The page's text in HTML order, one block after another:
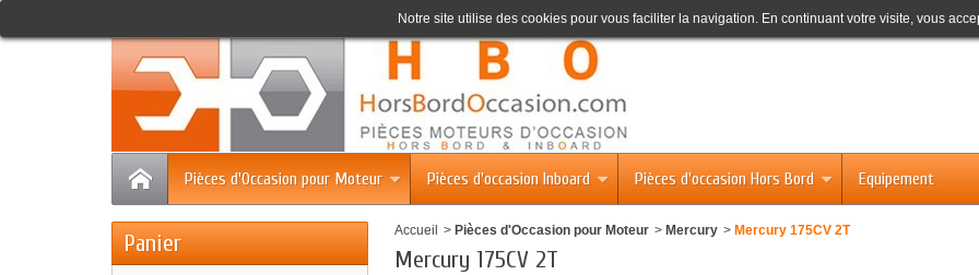
Pièces d'Occasion pour Moteur Pièces d'occasion Inboard Pièces d'occasion Hors Bord Equipement
Notre site utilise des cookies pour vous faciliter la navigation. En continuant votre visite, vous
Panier Accueil > Pièces d'Occasion pour Moteur > Mercury > Mercury 175CV 2T
Mercury 175CV 2T